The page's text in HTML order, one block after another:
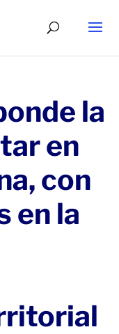
la
en
con
en la